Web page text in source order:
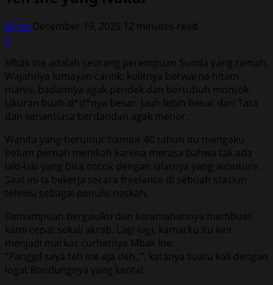
k71zv December 19, 2025 12 minutes read
0
Mbak Ine adalah seorang perempuan Sunda yang ramah.
Wajahnya lumayan cantik, kulitnya berwarna hitam
manis, badannya agak pendek dan bertubuh montok.
Ukuran buah d*d*nya besar. Jauh lebih besar dari Tata
dan senantiasa berdandan agak menor.
Wanita yang berumur hampir 40 tahun itu mengaku
belum pernah menikah karena merasa bahwa tak ada
laki-laki yang bisa cocok dengan sifatnya yang avonturir.
Saat ini ia bekerja secara freelance di sebuah stasiun
televisi sebagai penulis naskah.
Kemampuan bergaulku dan keramahannya membuat
kami cepat sekali akrab. Lagi-lagi, kamarku itu kini
menjadi markas curhatnya Mbak Ine.
“Panggil saya teh Ine aja deh..”, katanya suatu kali dengan
logat Bandungnya yang kental.